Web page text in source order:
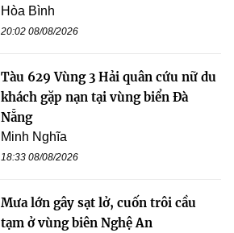
Hòa Bình
20:02 08/08/2026
Tàu 629 Vùng 3 Hải quân cứu nữ du
khách gặp nạn tại vùng biển Đà
Nẵng
Minh Nghĩa
18:33 08/08/2026
Mưa lớn gây sạt lở, cuốn trôi cầu
tạm ở vùng biên Nghệ An